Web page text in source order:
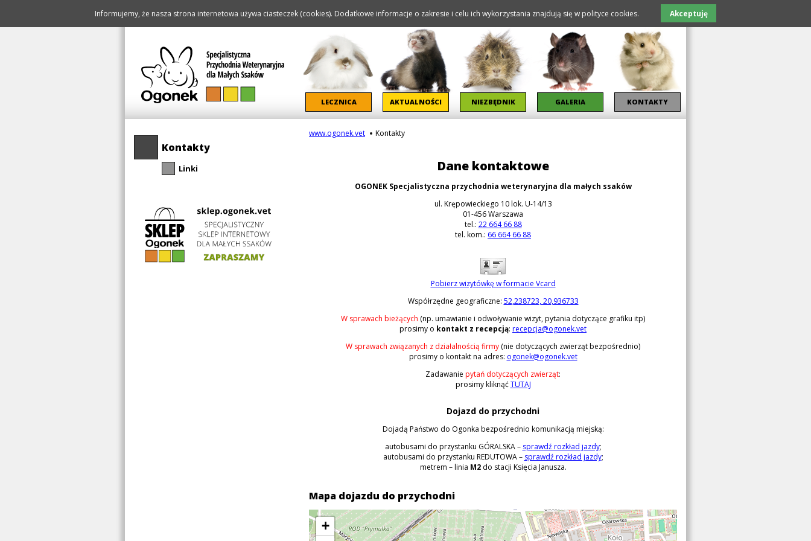
Pomiń nawigację
LECZNICA AKTUALNOŚCI NIEZBĘDNIK GALERIA KONTAKTY
www.ogonek.vet Kontakty
Dane kontaktowe
OGONEK Specjalistyczna przychodnia weterynaryjna dla małych ssaków
ul. Krępowieckiego 10 lok. U-14/13
01-456 Warszawa
tel.: 22 664 66 88
tel. kom.: 66 664 66 88
Pobierz wizytówkę w formacie Vcard
Współrzędne geograficzne: 52,238723, 20,936733
W sprawach bieżących (np. umawianie i odwoływanie wizyt, pytania dotyczące grafiku itp)
prosimy o kontakt z recepcją: recepcja@ogonek.vet
W sprawach związanych z działalnością firmy (nie dotyczących zwierząt bezpośrednio)
prosimy o kontakt na adres: ogonek@ogonek.vet
Zadawanie pytań dotyczących zwierząt:
prosimy kliknąćTUTAJ
Dojazd do przychodni
Dojadą Państwo do Ogonka bezpośrednio komunikacją miejską:
autobusami do przystanku GÓRALSKA – sprawdź rozkład jazdy;
autobusami do przystanku REDUTOWA – sprawdź rozkład jazdy;
metrem – linia M2 do stacji Księcia Janusza.
Mapa dojazdu do przychodni
+
nawigacjęKontakty
Linki
Informujemy, że nasza strona internetowa używa ciasteczek (cookies). Dodatkowe informacje o zakresie i celu ich wykorzystania znajdują się w polityce cookies. Akceptuję